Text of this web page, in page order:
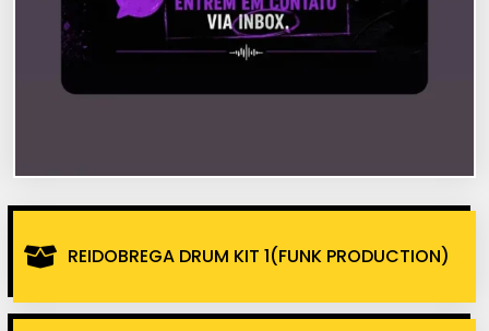
REIDOBREGA DRUM KIT 1(FUNK PRODUCTION)